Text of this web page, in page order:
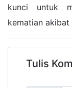
kunci untuk
kematian akibat
Tulis